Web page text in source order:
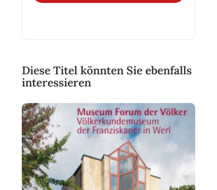
Diese Titel könnten Sie ebenfalls
interessieren